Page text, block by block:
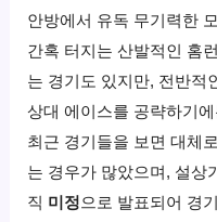
안방에서 유독 무기력한
간혹 터지는 산발적인 홈
는 경기도 있지만, 전반적
상대 에이스를 공략하기
최근 경기들을 보면 대체로
는 경우가 많았으며, 설상
직 미정으로 발표되어 경